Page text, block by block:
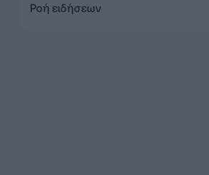
Ροή ειδήσεων